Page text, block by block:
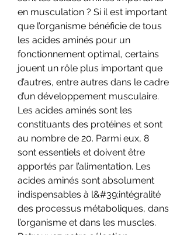
en musculation ? Si il est important
que l’organisme bénéficie de tous
les acides aminés pour un
fonctionnement optimal, certains
jouent un rôle plus important que
d’autres, entre autres dans le cadre
d’un développement musculaire.
Les acides aminés sont les
constituants des protéines et sont
au nombre de 20. Parmi eux, 8
sont essentiels et doivent être
apportés par l’alimentation. Les
acides aminés sont absolument
indispensables à l&#39;intégralité
des processus métaboliques, dans
l’organisme et dans les muscles.